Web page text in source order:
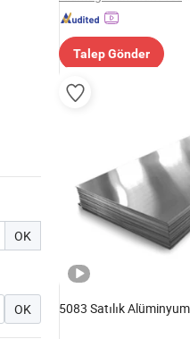
OK
OK
Talep Gönder
5083 Satılık